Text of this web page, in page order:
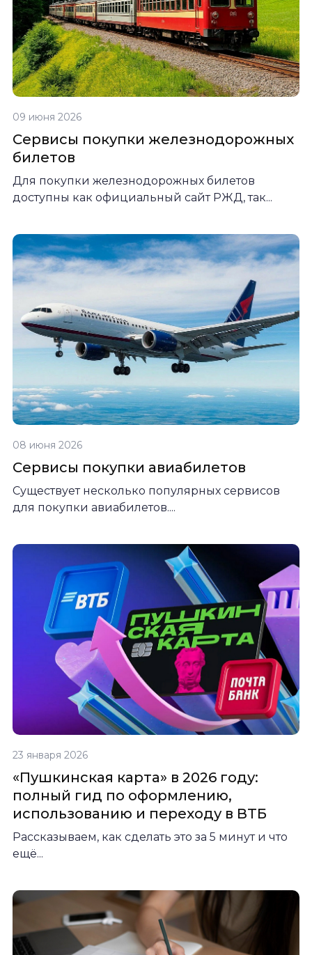
09 июня 2026
Сервисы покупки железнодорожных
билетов
Для покупки железнодорожных билетов
доступны как официальный сайт РЖД, так...
08 июня 2026
Сервисы покупки авиабилетов
Существует несколько популярных сервисов
для покупки авиабилетов....
23 января 2026
«Пушкинская карта» в 2026 году:
полный гид по оформлению,
использованию и переходу в ВТБ
Рассказываем, как сделать это за 5 минут и что
ещё...